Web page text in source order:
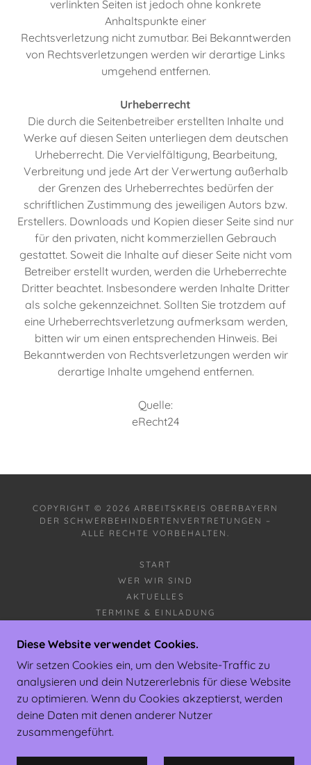
verlinkten Seiten ist jedoch ohne konkrete
Anhaltspunkte einer
Rechtsverletzung nicht zumutbar. Bei Bekanntwerden
von Rechtsverletzungen werden wir derartige Links
umgehend entfernen.
Urheberrecht
Die durch die Seitenbetreiber erstellten Inhalte und
Werke auf diesen Seiten unterliegen dem deutschen
Urheberrecht. Die Vervielfältigung, Bearbeitung,
Verbreitung und jede Art der Verwertung außerhalb
der Grenzen des Urheberrechtes bedürfen der
schriftlichen Zustimmung des jeweiligen Autors bzw.
Erstellers. Downloads und Kopien dieser Seite sind nur
für den privaten, nicht kommerziellen Gebrauch
gestattet. Soweit die Inhalte auf dieser Seite nicht vom
Betreiber erstellt wurden, werden die Urheberrechte
Dritter beachtet. Insbesondere werden Inhalte Dritter
als solche gekennzeichnet. Sollten Sie trotzdem auf
eine Urheberrechtsverletzung aufmerksam werden,
bitten wir um einen entsprechenden Hinweis. Bei
Bekanntwerden von Rechtsverletzungen werden wir
derartige Inhalte umgehend entfernen.
Quelle:
eRecht24
COPYRIGHT © 2026 ARBEITSKREIS OBERBAYERN
DER SCHWERBEHINDERTENVERTRETUNGEN –
ALLE RECHTE VORBEHALTEN.
START
WER WIR SIND
AKTUELLES
TERMINE & EINLADUNG
THEMA: BARRIEREFREIHEIT
PETITIONEN
DATENSCHUTZERKLÄRUNG
IMPRESSUM / KONTAKT
Diese Website verwendet Cookies.
Wir setzen Cookies ein, um den Website-Traffic zu
analysieren und dein Nutzererlebnis für diese Website
zu optimieren. Wenn du Cookies akzeptierst, werden
deine Daten mit denen anderer Nutzer
zusammengeführt.